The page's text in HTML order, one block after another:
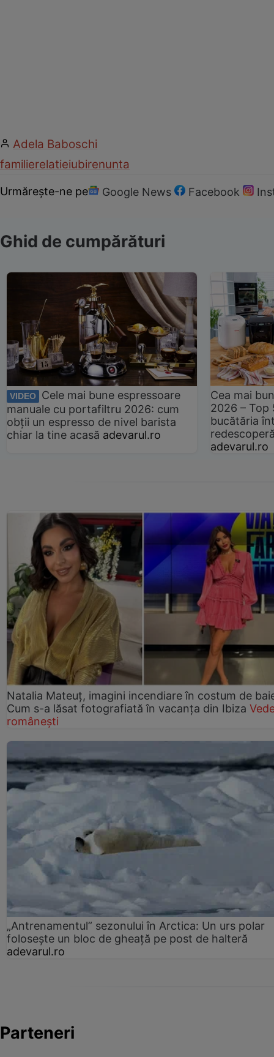
Adela Baboschi
familierelatieiubirenunta
Urmărește-ne pe Google News Facebook
Ghid de cumpărături
VIDEO
Cele mai bune espressoare
manuale cu portafiltru 2026: cum
obții un espresso de nivel barista
chiar la tine acasă adevarul.ro
Cea mai
2026 –
bucătăria
adevarul.ro
Natalia Mateuț, imagini incendiare în costum de
Cum s-a lăsat fotografiată în vacanța din Ibiza
românești
„Antrenamentul” sezonului în Arctica: Un urs polar
folosește un bloc de gheață pe post de halteră
adevarul.ro
Parteneri